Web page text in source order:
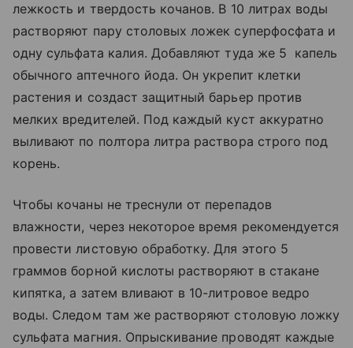
лежкость и твердость кочанов. В 10 литрах воды
растворяют пару столовых ложек суперфосфата и
одну сульфата калия. Добавляют туда же 5 капель
обычного аптечного йода. Он укрепит клетки
растения и создаст защитный барьер против
мелких вредителей. Под каждый куст аккуратно
выливают по полтора литра раствора строго под
корень.
Чтобы кочаны не треснули от перепадов
влажности, через некоторое время рекомендуется
провести листовую обработку. Для этого 5
граммов борной кислоты растворяют в стакане
кипятка, а затем вливают в 10-литровое ведро
воды. Следом там же растворяют столовую ложку
сульфата магния. Опрыскивание проводят каждые